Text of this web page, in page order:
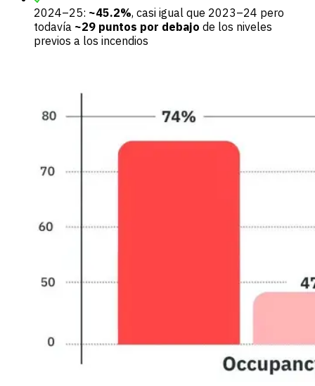
2024–25: ~45.2%, casi igual que 2023–24 pero
todavía ~29 puntos por debajo de los niveles
previos a los incendios